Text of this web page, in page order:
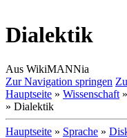
Dialektik
Aus WikiMANNia
Zur Navigation springen
Hauptseite » Wissenschaft »
» Dialektik
Hauptseite » Sprache »